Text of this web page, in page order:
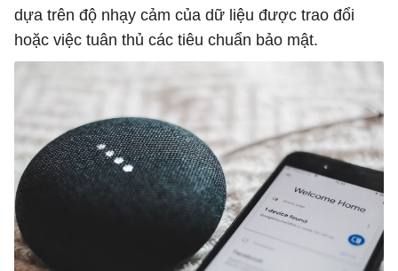
dựa trên độ nhạy cảm của dữ liệu được trao đổi
hoặc việc tuân thủ các tiêu chuẩn bảo mật.